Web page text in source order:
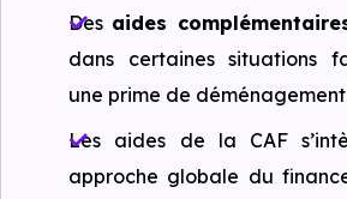
Des aides
dans certaines situations
une prime de
Les aides de la CAF
approche globale du